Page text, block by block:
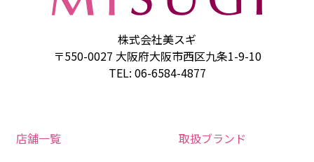
株式会社美スギ
〒550-0027 大阪府大阪市西区九条1-9-10
TEL: 06-6584-4877
店舗一覧 取扱ブランド